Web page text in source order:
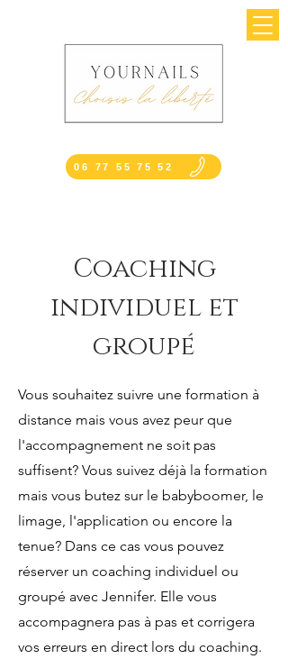
06 77 55 75 52
Coaching
individuel et
groupé
Vous souhaitez suivre une formation à
distance mais vous avez peur que
l'accompagnement ne soit pas
suffisent? Vous suivez déjà la formation
mais vous butez sur le babyboomer, le
limage, l'application ou encore la
tenue? Dans ce cas vous pouvez
réserver un coaching individuel ou
groupé avec Jennifer. Elle vous
accompagnera pas à pas et corrigera
vos erreurs en direct lors du coaching.